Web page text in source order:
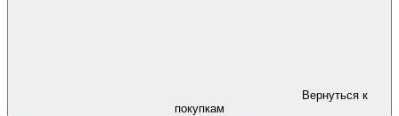
Вернуться к
покупкам